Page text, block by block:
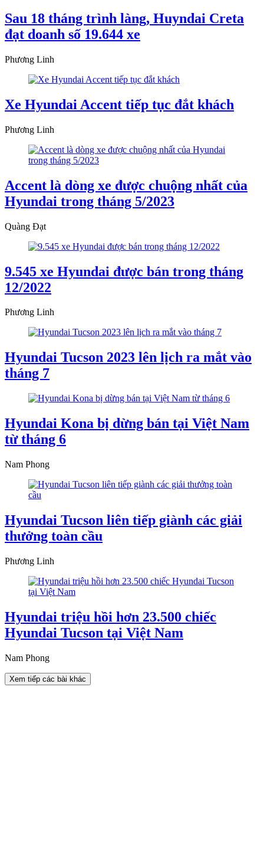
Sau 18 tháng trình làng, Huyndai Creta
đạt doanh số 19.644 xe
Phương Linh
Xe Hyundai Accent tiếp tục đắt khách
Phương Linh
Accent là dòng xe được chuộng nhất của
Hyundai trong tháng 5/2023
Quàng Đạt
9.545 xe Hyundai được bán trong tháng
12/2022
Phương Linh
Hyundai Tucson 2023 lên lịch ra mắt vào
tháng 7
Hyundai Kona bị dừng bán tại Việt Nam
từ tháng 6
Nam Phong
Hyundai Tucson liên tiếp giành các giải
thưởng toàn cầu
Phương Linh
Hyundai triệu hồi hơn 23.500 chiếc
Hyundai Tucson tại Việt Nam
Nam Phong
Xem tiếp các bài khác